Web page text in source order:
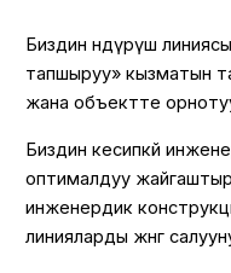
Биздин өндүрүш
тапшыруу» кызматын
жана объектте орнотуу
Биздин кесипкөй
оптималдуу
инженердик
линияларды жөнгө